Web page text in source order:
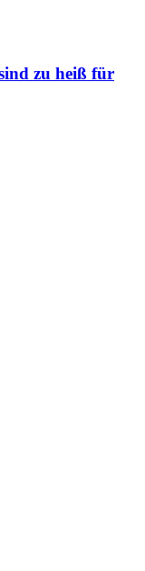
zu heiß für